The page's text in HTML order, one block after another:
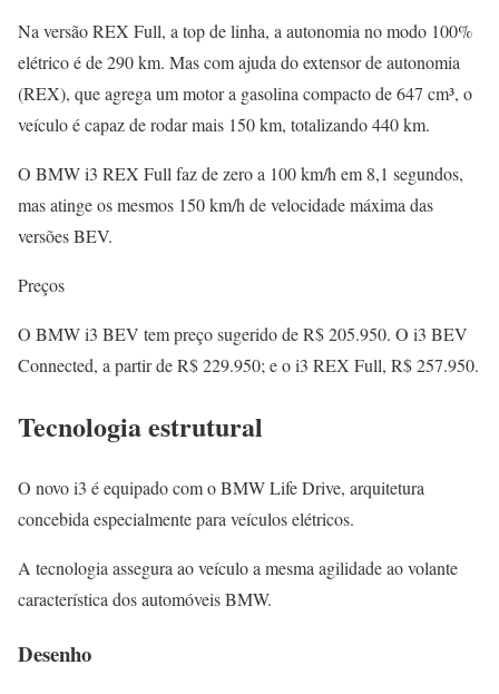
Na versão REX Full, a top de linha, a autonomia no modo 100%
elétrico é de 290 km. Mas com ajuda do extensor de autonomia
(REX), que agrega um motor a gasolina compacto de 647 cm³, o
veículo é capaz de rodar mais 150 km, totalizando 440 km.
O BMW i3 REX Full faz de zero a 100 km/h em 8,1 segundos,
mas atinge os mesmos 150 km/h de velocidade máxima das
versões BEV.
Preços
O BMW i3 BEV tem preço sugerido de R$ 205.950. O i3 BEV
Connected, a partir de R$ 229.950; e o i3 REX Full, R$ 257.950.
Tecnologia estrutural
O novo i3 é equipado com o BMW Life Drive, arquitetura
concebida especialmente para veículos elétricos.
A tecnologia assegura ao veículo a mesma agilidade ao volante
característica dos automóveis BMW.
Desenho